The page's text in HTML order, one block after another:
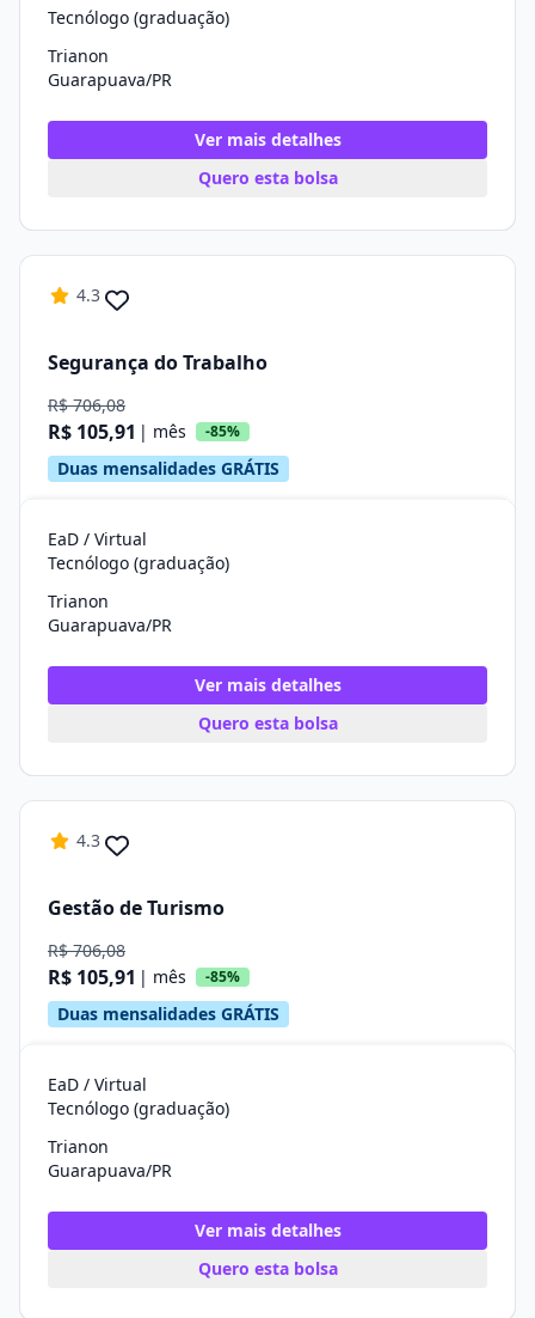
Tecnólogo (graduação)
Trianon
Guarapuava/PR
Ver mais detalhes
Quero esta bolsa
4.3
Segurança do Trabalho
R$ 706,08
R$ 105,91 | mês -85%
Duas mensalidades GRÁTIS
EaD / Virtual
Tecnólogo (graduação)
Trianon
Guarapuava/PR
Ver mais detalhes
Quero esta bolsa
4.3
Gestão de Turismo
R$ 706,08
R$ 105,91 | mês -85%
Duas mensalidades GRÁTIS
EaD / Virtual
Tecnólogo (graduação)
Trianon
Guarapuava/PR
Ver mais detalhes
Quero esta bolsa